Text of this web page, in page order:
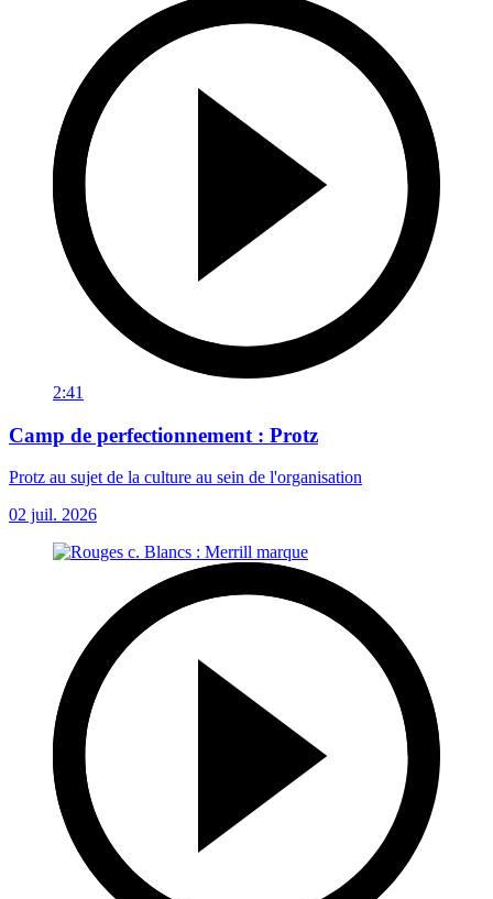
2:41
Camp de perfectionnement : Protz
Protz au sujet de la culture au sein de l'organisation
02 juil. 2026